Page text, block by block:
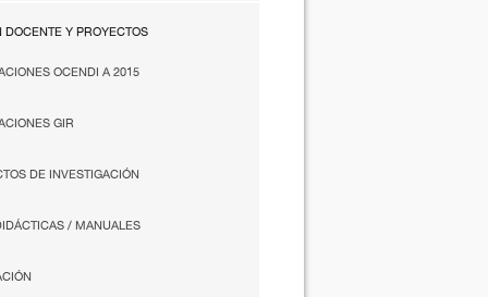
DOCENTE Y PROYECTOS
OCENDI A 2015
GIR
DE INVESTIGACIÓN
/ MANUALES